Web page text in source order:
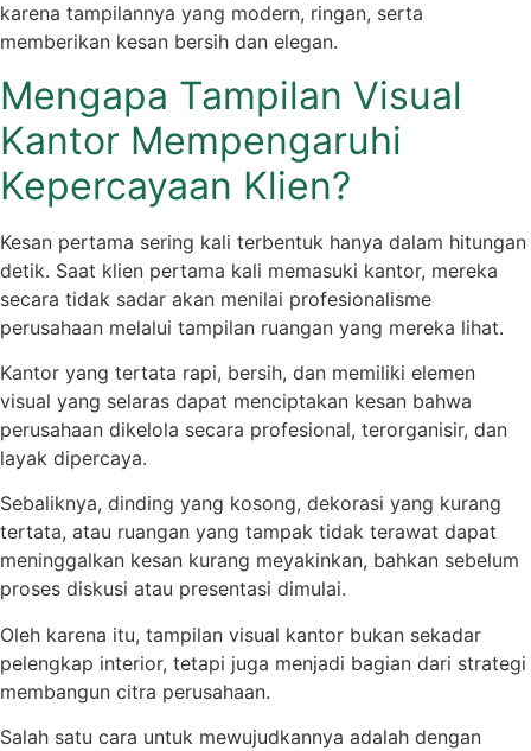
karena tampilannya yang modern, ringan, serta
memberikan kesan bersih dan elegan.
Mengapa Tampilan Visual
Kantor Mempengaruhi
Kepercayaan Klien?
Kesan pertama sering kali terbentuk hanya dalam hitungan
detik. Saat klien pertama kali memasuki kantor, mereka
secara tidak sadar akan menilai profesionalisme
perusahaan melalui tampilan ruangan yang mereka lihat.
Kantor yang tertata rapi, bersih, dan memiliki elemen
visual yang selaras dapat menciptakan kesan bahwa
perusahaan dikelola secara profesional, terorganisir, dan
layak dipercaya.
Sebaliknya, dinding yang kosong, dekorasi yang kurang
tertata, atau ruangan yang tampak tidak terawat dapat
meninggalkan kesan kurang meyakinkan, bahkan sebelum
proses diskusi atau presentasi dimulai.
Oleh karena itu, tampilan visual kantor bukan sekadar
pelengkap interior, tetapi juga menjadi bagian dari strategi
membangun citra perusahaan.
Salah satu cara untuk mewujudkannya adalah dengan